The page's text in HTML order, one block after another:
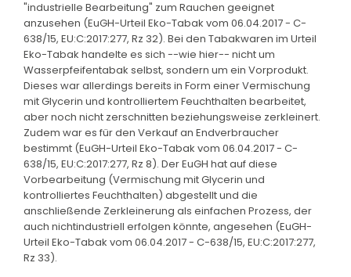
"industrielle Bearbeitung" zum Rauchen geeignet
anzusehen (EuGH-Urteil Eko-Tabak vom 06.04.2017 - C-
638/15, EU:C:2017:277, Rz 32). Bei den Tabakwaren im Urteil
Eko-Tabak handelte es sich --wie hier-- nicht um
Wasserpfeifentabak selbst, sondern um ein Vorprodukt.
Dieses war allerdings bereits in Form einer Vermischung
mit Glycerin und kontrolliertem Feuchthalten bearbeitet,
aber noch nicht zerschnitten beziehungsweise zerkleinert.
Zudem war es für den Verkauf an Endverbraucher
bestimmt (EuGH-Urteil Eko-Tabak vom 06.04.2017 - C-
638/15, EU:C:2017:277, Rz 8). Der EuGH hat auf diese
Vorbearbeitung (Vermischung mit Glycerin und
kontrolliertes Feuchthalten) abgestellt und die
anschließende Zerkleinerung als einfachen Prozess, der
auch nichtindustriell erfolgen könnte, angesehen (EuGH-
Urteil Eko-Tabak vom 06.04.2017 - C-638/15, EU:C:2017:277,
Rz 33).